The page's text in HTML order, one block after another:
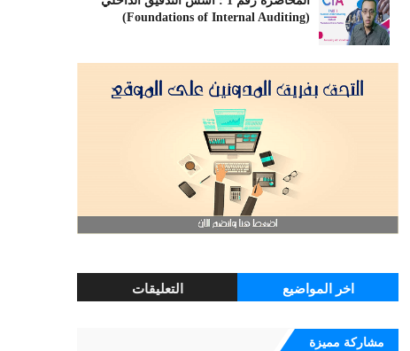
(Foundations of Internal Auditing)
اخر المواضيع التعليقات
مشاركة مميزة